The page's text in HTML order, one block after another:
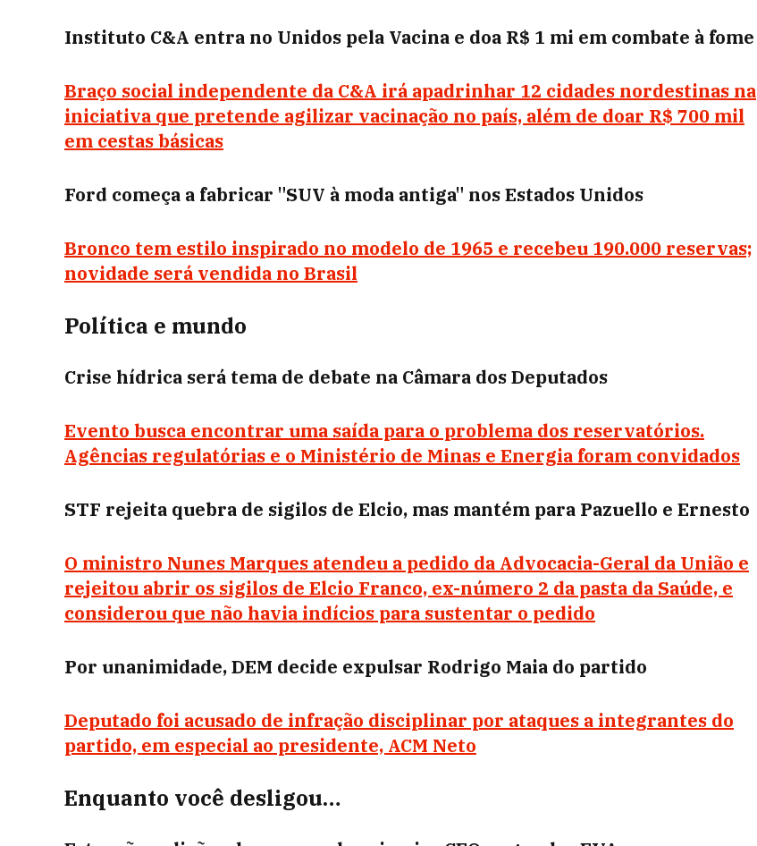
Instituto C&A entra no Unidos pela Vacina e doa R$ 1 mi em combate à fome
Braço social independente da C&A irá apadrinhar 12 cidades nordestinas na
iniciativa que pretende agilizar vacinação no país, além de doar R$ 700 mil
em cestas básicas
Ford começa a fabricar "SUV à moda antiga" nos Estados Unidos
Bronco tem estilo inspirado no modelo de 1965 e recebeu 190.000 reservas;
novidade será vendida no Brasil
Política e mundo
Crise hídrica será tema de debate na Câmara dos Deputados
Evento busca encontrar uma saída para o problema dos reservatórios.
Agências regulatórias e o Ministério de Minas e Energia foram convidados
STF rejeita quebra de sigilos de Elcio, mas mantém para Pazuello e Ernesto
O ministro Nunes Marques atendeu a pedido da Advocacia-Geral da União e
rejeitou abrir os sigilos de Elcio Franco, ex-número 2 da pasta da Saúde, e
considerou que não havia indícios para sustentar o pedido
Por unanimidade, DEM decide expulsar Rodrigo Maia do partido
Deputado foi acusado de infração disciplinar por ataques a integrantes do
partido, em especial ao presidente, ACM Neto
Enquanto você desligou…